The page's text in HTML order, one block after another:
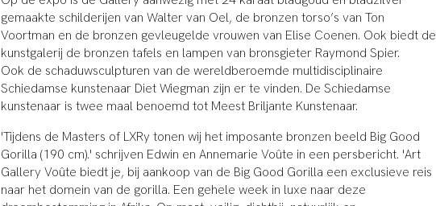
gemaakte schilderijen van Walter van Oel, de bronzen torso’s van Ton
Voortman en de bronzen gevleugelde vrouwen van Elise Coenen. Ook biedt de
kunstgalerij de bronzen tafels en lampen van bronsgieter Raymond Spier.
Ook de schaduwsculpturen van de wereldberoemde multidisciplinaire
Schiedamse kunstenaar Diet Wiegman zijn er te vinden. De Schiedamse
kunstenaar is twee maal benoemd tot Meest Briljante Kunstenaar.
'Tijdens de Masters of LXRy tonen wij het imposante bronzen beeld Big Good
Gorilla (190 cm).' schrijven Edwin en Annemarie Voûte in een persbericht. 'Art
Gallery Voûte biedt je, bij aankoop van de Big Good Gorilla een exclusieve reis
naar het domein van de gorilla. Een gehele week in luxe naar deze